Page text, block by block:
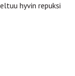
hyvin repuksi